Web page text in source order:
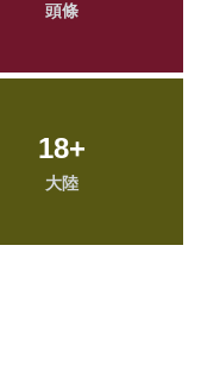
頭條
18+
大陸